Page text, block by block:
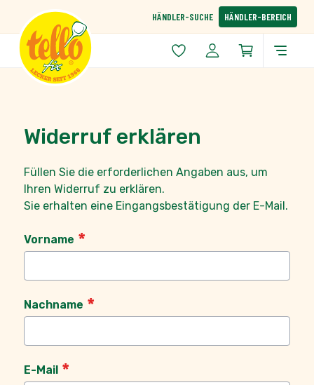
HÄNDLER-SUCHE HÄNDLER-BEREICH
Widerruf erklären
Füllen Sie die erforderlichen Angaben aus, um
Ihren Widerruf zu erklären.
Sie erhalten eine Eingangsbestätigung der E-Mail.
Vorname
Nachname
E-Mail